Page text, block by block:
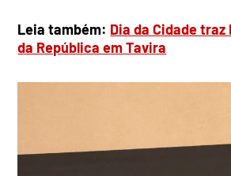
Leia também: Dia da Cidade
da República em Tavira